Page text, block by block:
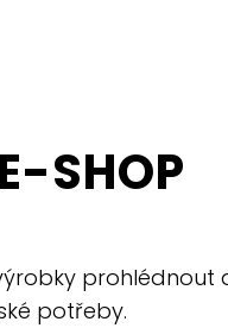
SHOP
prohlédnout
potřeby.